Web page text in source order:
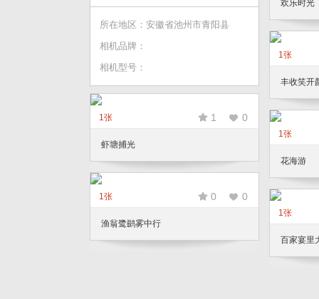
所在地区：安徽省池州市青阳县
相机品牌：
相机型号：
欢乐时光
1张
丰收笑开
1张 1 0
虾塘捕光
1张
花海游
1张 0 0
渔翁鹭鹚雾中行
1张
百家宴里